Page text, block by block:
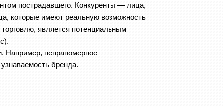
пострадавшего. Конкуренты — лица,
которые имеют реальную возможность
является потенциальным
Например, неправомерное
бренда.